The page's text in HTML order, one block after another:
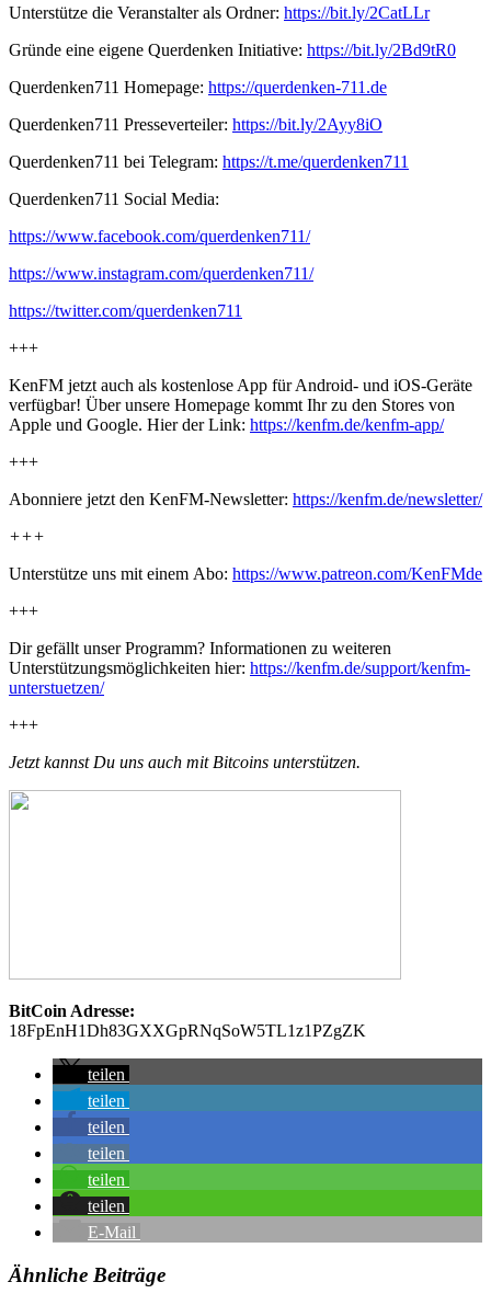
Unterstütze die Veranstalter als Ordner: https://bit.ly/2CatLLr
Gründe eine eigene Querdenken Initiative: https://bit.ly/2Bd9tR0
Querdenken711 Homepage: https://querdenken-711.de
Querdenken711 Presseverteiler: https://bit.ly/2Ayy8iO
Querdenken711 bei Telegram: https://t.me/querdenken711
Querdenken711 Social Media:
https://www.facebook.com/querdenken711/
https://www.instagram.com/querdenken711/
https://twitter.com/querdenken711
+++
KenFM jetzt auch als kostenlose App für Android- und iOS-Geräte
verfügbar! Über unsere Homepage kommt Ihr zu den Stores von
Apple und Google. Hier der Link: https://kenfm.de/kenfm-app/
+++
Abonniere jetzt den KenFM-Newsletter: https://kenfm.de/newsletter/
+++
Unterstütze uns mit einem Abo: https://www.patreon.com/KenFMde
+++
Dir gefällt unser Programm? Informationen zu weiteren
Unterstützungsmöglichkeiten hier: https://kenfm.de/support/kenfm-
unterstuetzen/
+++
Jetzt kannst Du uns auch mit Bitcoins unterstützen.
BitCoin Adresse:
18FpEnH1Dh83GXXGpRNqSoW5TL1z1PZgZK
teilen
teilen
teilen
teilen
teilen
teilen
E-Mail
Ähnliche Beiträge